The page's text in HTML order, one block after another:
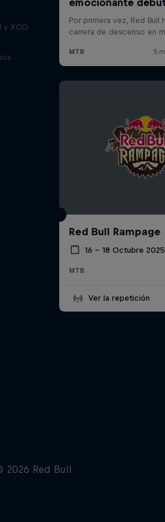
y XCO
Red Bull Rampage
16 – 18 Octubre 2025
MTB
Ver la repetición